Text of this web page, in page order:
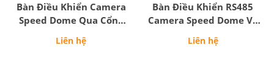
Bàn Điều Khiển Camera
Speed Dome Qua Cổng
Liên hệ
Bàn Điều Khiển RS485
Camera Speed Dome Và
Liên hệ